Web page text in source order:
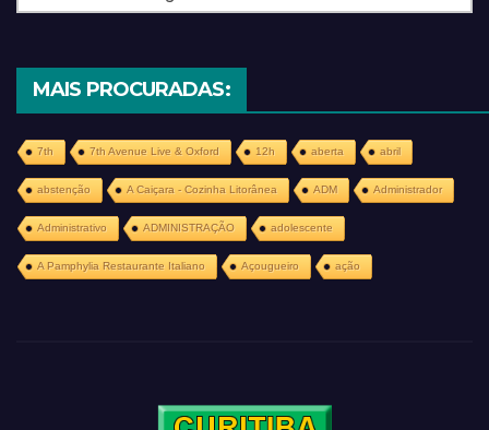
MAIS PROCURADAS:
7th 7th Avenue Live & Oxford 12h aberta abril
abstenção A Caiçara - Cozinha Litorânea ADM Administrador
Administrativo ADMINISTRAÇÃO adolescente
A Pamphylia Restaurante Italiano Açougueiro ação